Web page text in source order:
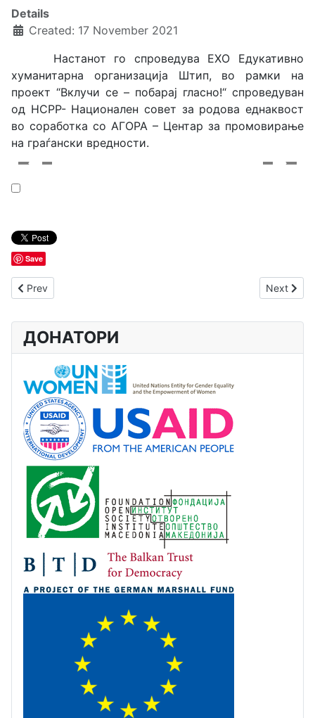
Details
Created: 17 November 2021
Настанот го спроведува ЕХО Едукативно
хуманитарна организација Штип, во рамки на
проект “Вклучи се – побарај гласно!“ спроведуван
од НСРР- Национален совет за родова еднаквост
во соработка со АГОРА – Центар за промовирање
на граѓански вредности.
Save
Previous article: Активности на ЕХО за придонес во
Prev Next
Next
ДОНАТОРИ